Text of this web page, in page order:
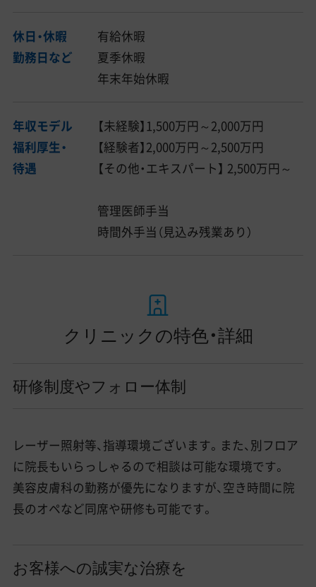
休日・休暇
勤務日など
有給休暇
夏季休暇
年末年始休暇
年収モデル
福利厚生・
待遇
【未経験】1,500万円～2,000万円
【経験者】2,000万円～2,500万円
【その他・エキスパート】 2,500万円～
管理医師手当
時間外手当（見込み残業あり）
クリニックの特色・詳細
研修制度やフォロー体制
レーザー照射等、指導環境ございます。また、別フロア
に院長もいらっしゃるので相談は可能な環境です。
美容皮膚科の勤務が優先になりますが、空き時間に院
長のオペなど同席や研修も可能です。
お客様への誠実な治療を